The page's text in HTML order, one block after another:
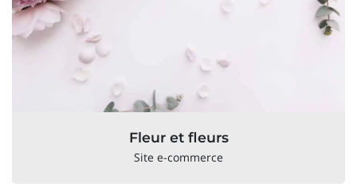
Fleur et fleurs
Site e-commerce